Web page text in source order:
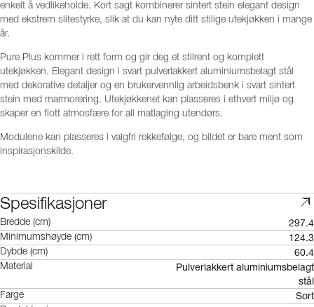
enkelt å vedlikeholde. Kort sagt kombinerer sintert stein elegant design
med ekstrem slitestyrke, slik at du kan nyte ditt stilige utekjøkken i mange
år.
Pure Plus kommer i rett form og gir deg et stilrent og komplett
utekjøkken. Elegant design i svart pulverlakkert aluminiumsbelagt stål
med dekorative detaljer og en brukervennlig arbeidsbenk i svart sintert
stein med marmorering. Utekjøkkenet kan plasseres i ethvert miljø og
skaper en flott atmosfære for all matlaging utendørs.
Modulene kan plasseres i valgfri rekkefølge, og bildet er bare ment som
inspirasjonskilde.
Spesifikasjoner
Bredde (cm) 297.4
Minimumshøyde (cm) 124.3
Dybde (cm) 60.4
Material
Pulverlakkert aluminiumsbelagt
stål
Farge Sort